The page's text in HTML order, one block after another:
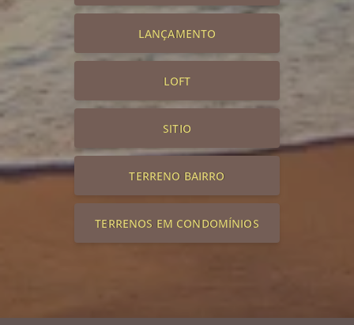
LANÇAMENTO
LOFT
SITIO
TERRENO BAIRRO
TERRENOS EM CONDOMÍNIOS